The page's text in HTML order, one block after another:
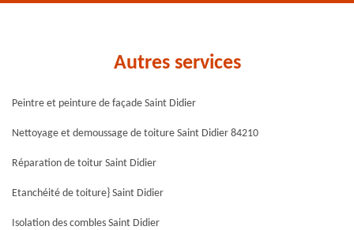
Autres services
Peintre et peinture de façade Saint Didier
Nettoyage et demoussage de toiture Saint Didier 84210
Réparation de toitur Saint Didier
Etanchéité de toiture} Saint Didier
Isolation des combles Saint Didier